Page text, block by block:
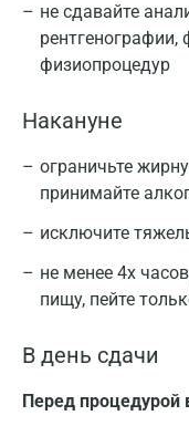
не сдавайте
физиопроцедур
Накануне
ограничьте
принимайте
исключите
не менее 4х
пищу, пейте
В день сдачи
Перед процедурой